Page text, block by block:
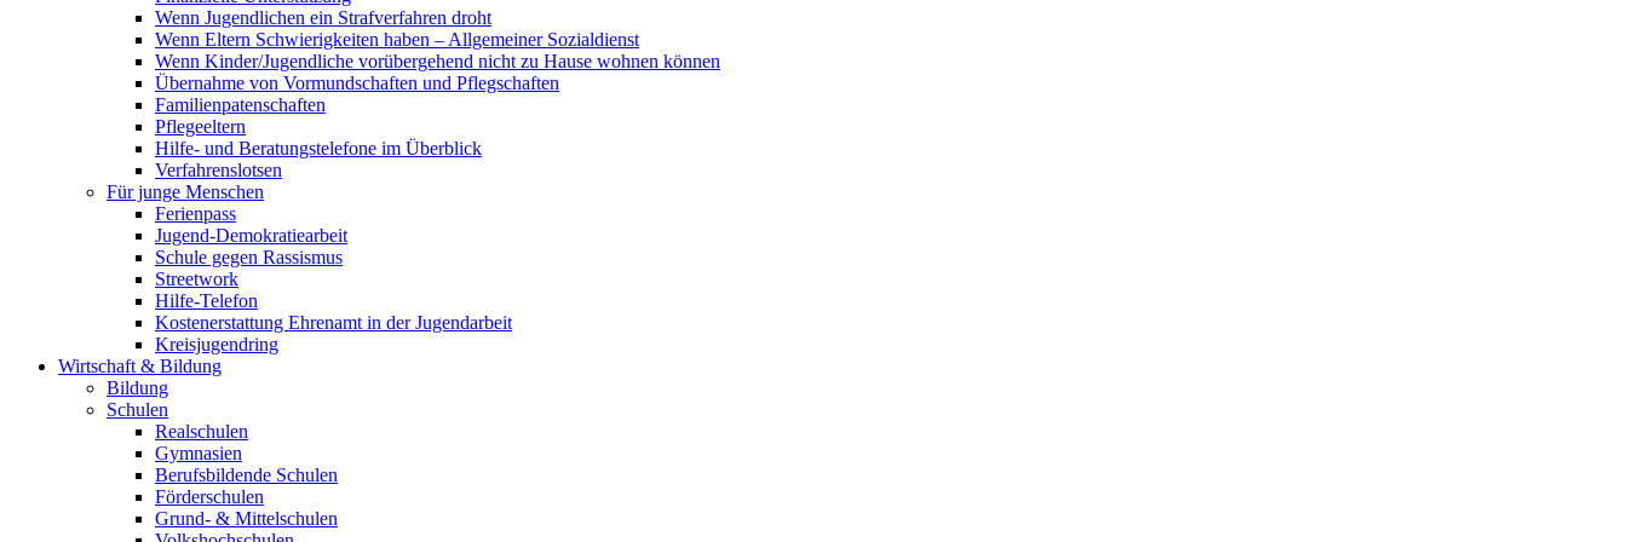
Wenn Jugendlichen ein Strafverfahren droht
Wenn Eltern Schwierigkeiten haben – Allgemeiner Sozialdienst
Wenn Kinder/Jugendliche vorübergehend nicht zu Hause wohnen können
Übernahme von Vormundschaften und Pflegschaften
Familienpatenschaften
Pflegeeltern
Hilfe- und Beratungstelefone im Überblick
Verfahrenslotsen
Für junge Menschen
Ferienpass
Jugend-Demokratiearbeit
Schule gegen Rassismus
Streetwork
Hilfe-Telefon
Kostenerstattung Ehrenamt in der Jugendarbeit
Kreisjugendring
Wirtschaft & Bildung
Bildung
Schulen
Realschulen
Gymnasien
Berufsbildende Schulen
Förderschulen
Grund- & Mittelschulen